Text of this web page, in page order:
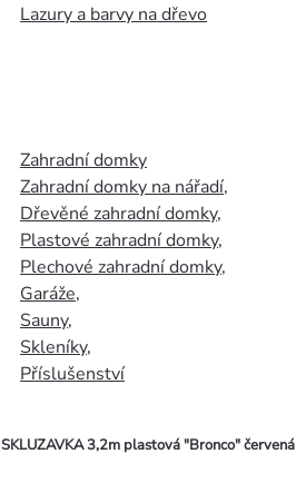
Lazury a barvy na dřevo
Zahradní domky
Zahradní domky na nářadí,
Dřevěné zahradní domky,
Plastové zahradní domky,
Plechové zahradní domky,
Garáže,
Sauny,
Skleníky,
Příslušenství
SKLUZAVKA 3,2m plastová "Bronco" červená